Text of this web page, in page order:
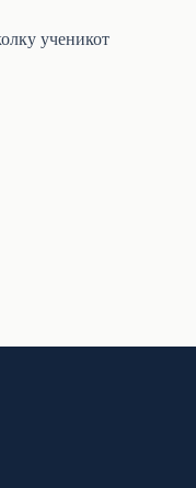
ученикот